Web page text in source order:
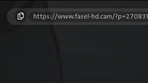
https://www.fasel-hd.cam/?p=270831